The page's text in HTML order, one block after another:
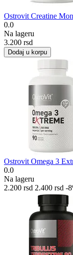
Ostrovit Creatine
0.0
Na lageru
3.200 rsd
Dodaj u korpu
Ostrovit Omega 3
0.0
Na lageru
2.200 rsd 2.400 rsd -